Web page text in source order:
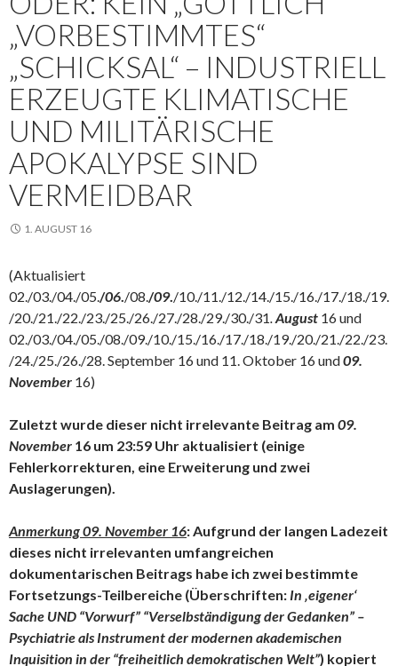
„VORBESTIMMTES“
„SCHICKSAL“ – INDUSTRIELL
ERZEUGTE KLIMATISCHE
UND MILITÄRISCHE
APOKALYPSE SIND
VERMEIDBAR
1. AUGUST 16
(Aktualisiert
02./03./04./05./06./08./09./10./11./12./14./15./16./17./18./19.
/20./21./22./23./25./26./27./28./29./30./31.August 16 und
02./03./04./05./08./09./10./15./16./17./18./19./20./21./22./23.
/24./25./26./28. September 16 und 11. Oktober 16 und09.
November 16)
Zuletzt wurde dieser nicht irrelevante Beitrag am 09.
November 16 um 23:59 Uhr aktualisiert (einige
Fehlerkorrekturen, eine Erweiterung und zwei
Auslagerungen).
Anmerkung 09. November 16: Aufgrund der langen Ladezeit
dieses nicht irrelevanten umfangreichen
dokumentarischen Beitrags habe ich zwei bestimmte
Fortsetzungs-Teilbereiche (Überschriften: In ‚eigener‘
Sache UND “Vorwurf” “Verselbständigung der Gedanken” –
Psychiatrie als Instrument der modernen akademischen
Inquisition in der “freiheitlich demokratischen Welt”) kopiert